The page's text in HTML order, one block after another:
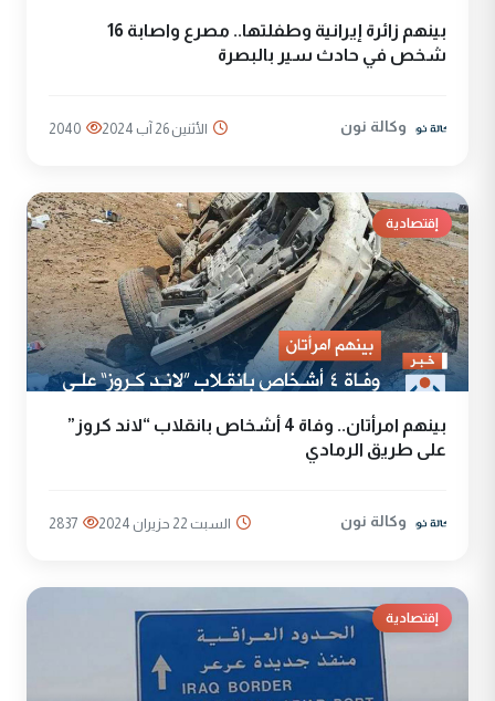
بينهم زائرة إيرانية وطفلتها.. مصرع واصابة 16
شخص في حادث سير بالبصرة
وكالة نون الأثنين 26 آب 2024 2040
إقتصادية
بينهم امرأتان.. وفاة 4 أشخاص بانقلاب “لاند كروز”
على طريق الرمادي
وكالة نون السبت 22 حزيران 2024 2837
إقتصادية